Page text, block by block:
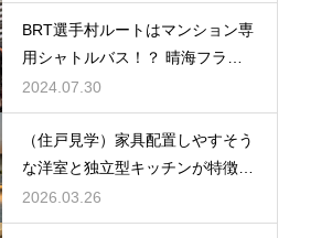
BRT選手村ルートはマンション専
用シャトルバス！？ 晴海フラッ
グ、バス利用が快適すぎる件
2024.07.30
（住戸見学）家具配置しやすそう
な洋室と独立型キッチンが特徴的
な家
2026.03.26